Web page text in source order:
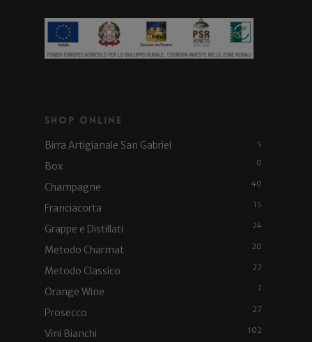
Shop Online
Birra Artigianale San Gabriel
5
Box 0
Champagne 40
Franciacorta 15
Grappe e Distillati 24
Metodo Charmat 20
Metodo Classico 27
Orange Wine 7
Prosecco 27
Vini Bianchi 102